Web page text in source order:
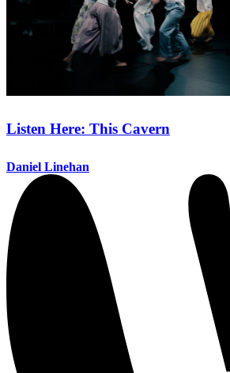
Listen Here: This Cavern
Daniel Linehan